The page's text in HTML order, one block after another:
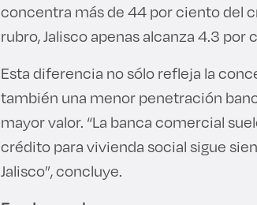
concentra más de 44 por ciento del
rubro, Jalisco apenas alcanza 4.3 por
Esta diferencia no sólo refleja la
también una menor penetración
mayor valor. “La banca comercial
crédito para vivienda social sigue
Jalisco”, concluye.